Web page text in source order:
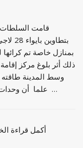
قامت السلطات
بمنازل خاصة تم
ذلك أثر بلوغ مركز إقامة
وسط المدينة
علما أن وحدات الجيش …
أكمل قراءة